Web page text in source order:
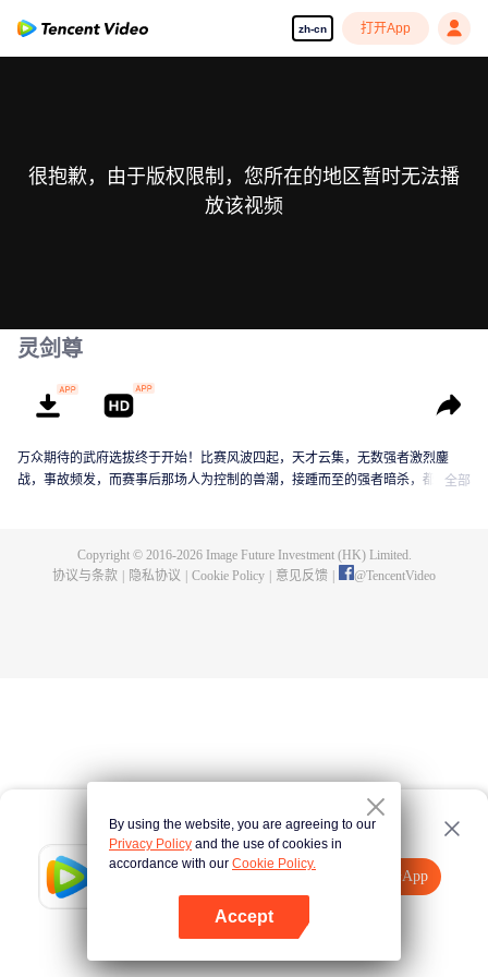
zh-cn 打开App
Tencent Video
打开App
点击此处
很抱歉，由于版权限制，您所在的地区暂时无法播
放该视频
灵剑尊
万众期待的武府选拔终于开始！比赛风波四起，天才云集，无数强者激烈鏖
战，事故频发，而赛事后那场人为控制的兽潮，接踵而至的强者暗杀，都显示
全部
Copyright © 2016-2026Image Future Investment (HK) Limited.
协议与条款
隐私协议 Cookie Policy 意见反馈 @TencentVideo
By using the website, you are agreeing to our
Privacy Policy and the use of cookies in
accordance with our Cookie Policy.
Accept